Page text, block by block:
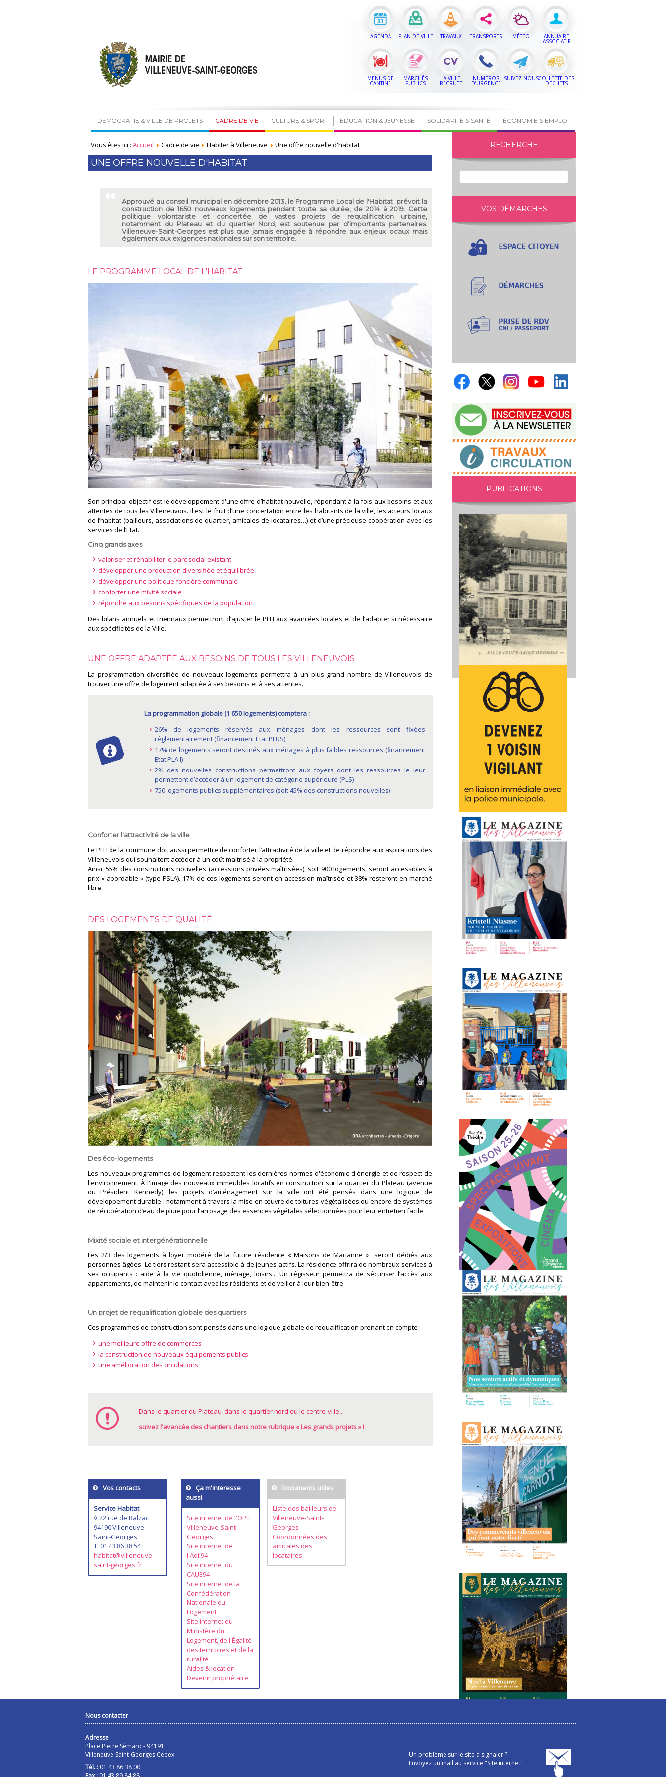
AGENDA PLAN DE VILLE TRAVAUX TRANSPORTS MÉTÉO ANNUAIRE
ASSOCIATIF
MENUS DE
CANTINE
MARCHÉS
PUBLICS
LA VILLE
RECRUTE
NUMÉROS
D’URGENCE
SUIVEZ-NOUSCOLLECTE DES
DÉCHETS
DÉMOCRATIE & VILLE DE PROJETS CADRE DE VIE CULTURE & SPORT ÉDUCATION & JEUNESSE SOLIDARITÉ & SANTÉ ÉCONOMIE & EMPLOI
Vous êtes ici : Accueil Cadre de vie Habiter à Villeneuve Une offre nouvelle d'habitat
UNE OFFRE NOUVELLE D'HABITAT
Approuvé au conseil municipal en décembre 2013, le Programme Local de l'Habitat prévoit la
construction de 1650 nouveaux logements pendant toute sa durée, de 2014 à 2019. Cette
politique volontariste et concertée de vastes projets de requalification urbaine,
notamment du Plateau et du quartier Nord, est soutenue par d'importants partenaires.
Villeneuve-Saint-Georges est plus que jamais engagée à répondre aux enjeux locaux mais
également aux exigences nationales sur son territoire.
LE PROGRAMME LOCAL DE L'HABITAT
Son principal objectif est le développement d'une offre d’habitat nouvelle, répondant à la fois aux besoins et aux
attentes de tous les Villeneuvois. Il est le fruit d’une concertation entre les habitants de la ville, les acteurs locaux
de l’habitat (bailleurs, associations de quartier, amicales de locataires…) et d’une précieuse coopération avec les
services de l’Etat.
Cinq grands axes
valoriser et réhabiliter le parc social existant
développer une production diversifiée et équilibrée
développer une politique foncière communale
conforter une mixité sociale
répondre aux besoins spécifiques de la population
Des bilans annuels et triennaux permettront d’ajuster le PLH aux avancées locales et de l’adapter si nécessaire
aux spécificités de la Ville.
UNE OFFRE ADAPTÉE AUX BESOINS DE TOUS LES VILLENEUVOIS
La programmation diversifiée de nouveaux logements permettra à un plus grand nombre de Villeneuvois de
trouver une offre de logement adaptée à ses besoins et à ses attentes.
La programmation globale (1 650 logements) comptera :
26% de logements réservés aux ménages dont les ressources sont fixées
réglementairement (financement Etat PLUS)
17% de logements seront destinés aux ménages à plus faibles ressources (financement
Etat PLA I)
2% des nouvelles constructions permettront aux foyers dont les ressources le leur
permettent d’accéder à un logement de catégorie supérieure (PLS)
750 logements publics supplémentaires (soit 45% des constructions nouvelles)
Conforter l'attractivité de la ville
Le PLH de la commune doit aussi permettre de conforter l’attractivité de la ville et de répondre aux aspirations des
Villeneuvois qui souhaitent accéder à un coût maitrisé à la propriété.
Ainsi, 55% des constructions nouvelles (accessions privées maîtrisées), soit 900 logements, seront accessibles à
prix « abordable » (type PSLA). 17% de ces logements seront en accession maîtrisée et 38% resteront en marché
libre.
DES LOGEMENTS DE QUALITÉ
Des éco-logements
Les nouveaux programmes de logement respectent les dernières normes d'économie d'énergie et de respect de
l'environnement. À l'image des nouveaux immeubles locatifs en construction sur la quartier du Plateau (avenue
du Président Kennedy), les projets d’aménagement sur la ville ont été pensés dans une logique de
développement durable : notamment à travers la mise en œuvre de toitures végétalisées ou encore de systèmes
de récupération d’eau de pluie pour l’arrosage des essences végétales sélectionnées pour leur entretien facile.
Mixité sociale et intergénérationnelle
Les 2/3 des logements à loyer modéré de la future résidence « Maisons de Marianne » seront dédiés aux
personnes âgées. Le tiers restant sera accessible à de jeunes actifs. La résidence offrira de nombreux services à
ses occupants : aide à la vie quotidienne, ménage, loisirs... Un régisseur permettra de sécuriser l’accès aux
appartements, de maintenir le contact avec les résidents et de veiller à leur bien-être.
Un projet de requalification globale des quartiers
Ces programmes de construction sont pensés dans une logique globale de requalification prenant en compte :
une meilleure offre de commerces
la construction de nouveaux équipements publics
une amélioration des circulations
Dans le quartier du Plateau, dans le quartier nord ou le centre-ville...
suivez l'avancée des chantiers dans notre rubrique « Les grands projets » !
Vos contacts
Service Habitat
◊ 22 rue de Balzac
94190 Villeneuve-
Saint-Georges
T. 01 43 86 38 54
habitat@villeneuve-
saint-georges.fr
Ça m'intéresse
aussi
Site internet de l'OPH
Villeneuve-Saint-
Georges
Site internet de
l'Adil94
Site internet du
CAUE94
Site internet de la
Confédération
Nationale du
Logement
Site internet du
Ministère du
Logement, de l'Égalité
des territoires et de la
ruralité
Aides & location
Devenir propriétaire
Documents utiles
Liste des bailleurs de
Villeneuve-Saint-
Georges
Coordonnées des
amicales des
locataires
RECHERCHE
VOS DÉMARCHES
PUBLICATIONS
Nous contacter
Adresse
Place Pierre Sémard - 94191
Villeneuve-Saint-Georges Cedex
Tél. : 01 43 86 38 00
Fax : 01 43 89 84 88
Un problème sur le site à signaler ?
Envoyez un mail au service "Site internet"